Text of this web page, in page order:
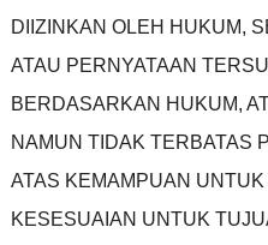
DIIZINKAN OLEH HUKUM,
ATAU PERNYATAAN
BERDASARKAN HUKUM,
NAMUN TIDAK TERBATAS
ATAS KEMAMPUAN
KESESUAIAN UNTUK